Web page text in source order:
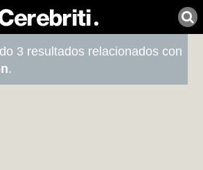
3 resultados relacionados con
.